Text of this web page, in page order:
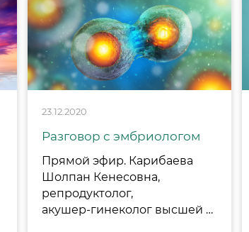
23.12.2020
Разговор с эмбриологом
Прямой эфир. Карибаева
Шолпан Кенесовна,
репродуктолог,
акушер-гинеколог высшей категории, директор по стратегическому развитию и Шурыгина Оксана Викторовна, эмбриолог, врач высшей категории, доктор медицинских наук, заведующий лабораторий ВРТ